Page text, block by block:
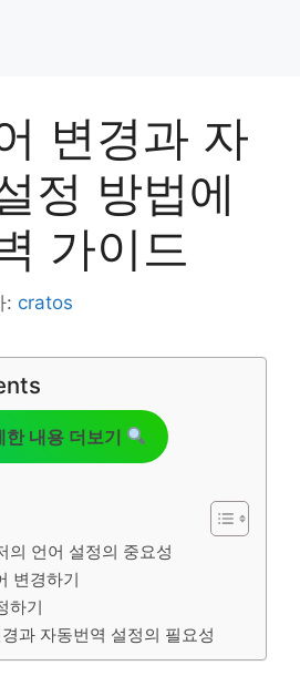
변경과 자
정 방법에
가이드
: cratos
한 내용 더보기
의 언어 설정의 중요성
변경하기
하기
과 자동번역 설정의 필요성